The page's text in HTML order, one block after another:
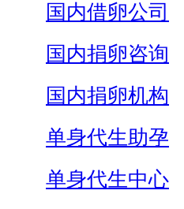
国内借卵公司
国内捐卵咨询
国内捐卵机构
单身代生助孕
单身代生中心